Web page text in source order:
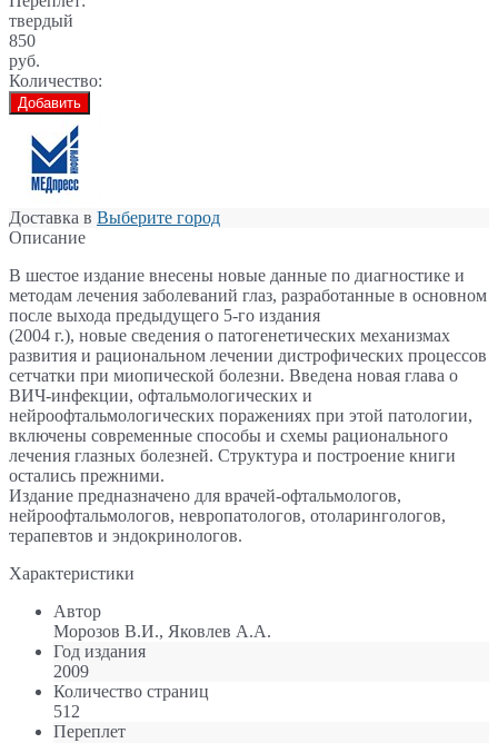
твердый
850
руб.
Количество:
Добавить
Доставка в Выберите город
Описание
В шестое издание внесены новые данные по диагностике и
методам лечения заболеваний глаз, разработанные в основном
после выхода предыдущего 5-го издания
(2004 г.), новые сведения о патогенетических механизмах
развития и рациональном лечении дистрофических процессов
сетчатки при миопической болезни. Введена новая глава о
ВИЧ-инфекции, офтальмологических и
нейроофтальмологических поражениях при этой патологии,
включены современные способы и схемы рационального
лечения глазных болезней. Структура и построение книги
остались прежними.
Издание предназначено для врачей-офтальмологов,
нейроофтальмологов, невропатологов, отоларингологов,
терапевтов и эндокринологов.
Характеристики
Автор
Морозов В.И., Яковлев А.А.
Год издания
2009
Количество страниц
512
Переплет